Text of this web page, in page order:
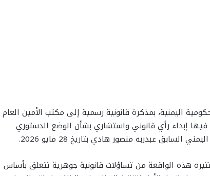
اليمنية، بمذكرة قانونية رسمية إلى مكتب الأمين العام
فيها إبداء رأي قانوني واستشاري بشأن الوضع الدستوري
عبدربه منصور هادي بتاريخ 28 مايو 2026.
هذه الواقعة من تساؤلات قانونية جوهرية تتعلق بأساس